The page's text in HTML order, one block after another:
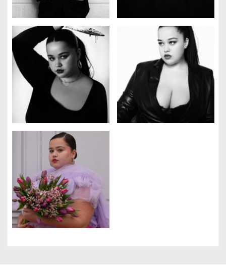
Gestion des cookies
Nous utilisons des cookies qui facilitent l'utilisation du site,
améliorent la performance et la sécurité du site internet.
Faites-nous part de vos préférences de cookies pour chaque